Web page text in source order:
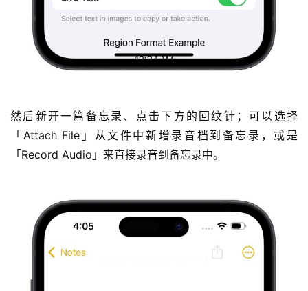
然后新开一篇备忘录、点击下方的回纹针；可以选择
「Attach File」从文件中新增录音档到备忘录，或是
「Record Audio」来直接录音到备忘录中。